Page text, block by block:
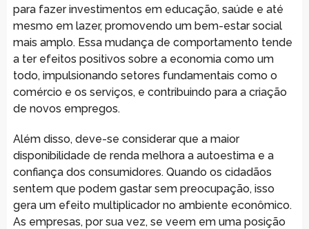
para fazer investimentos em educação, saúde e até
mesmo em lazer, promovendo um bem-estar social
mais amplo. Essa mudança de comportamento tende
a ter efeitos positivos sobre a economia como um
todo, impulsionando setores fundamentais como o
comércio e os serviços, e contribuindo para a criação
de novos empregos.
Além disso, deve-se considerar que a maior
disponibilidade de renda melhora a autoestima e a
confiança dos consumidores. Quando os cidadãos
sentem que podem gastar sem preocupação, isso
gera um efeito multiplicador no ambiente econômico.
As empresas, por sua vez, se veem em uma posição